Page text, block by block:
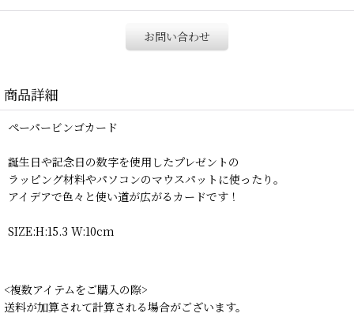
お問い合わせ
商品詳細
ペーパービンゴカード
誕生日や記念日の数字を使用したプレゼントの
ラッピング材料やパソコンのマウスパットに使ったり。
アイデアで色々と使い道が広がるカードです！
SIZE:H:15.3 W:10cm
<複数アイテムをご購入の際>
送料が加算されて計算される場合がございます。